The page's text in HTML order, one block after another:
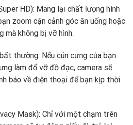
HD): Mang lại chất lượng hình
zoom cận cảnh góc ăn uống hoặc
mà không bị vỡ hình.
thường: Nếu cún cưng của bạn
làm đổ vỡ đồ đạc, camera sẽ
báo về điện thoại để bạn kịp thời
Mask): Chỉ với một chạm trên